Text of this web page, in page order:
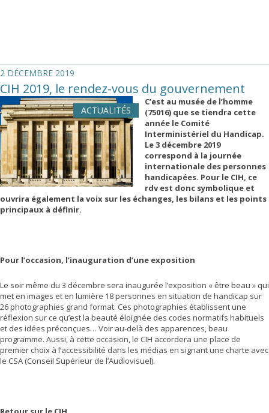
2 DÉCEMBRE 2019
CIH 2019, le rendez-vous du gouvernement
ACTUALITÉS
C’est au musée de l’homme
(75016) que se tiendra cette
année le Comité
Interministériel du Handicap.
Le 3 décembre 2019
correspond à la journée
internationale des personnes
handicapées. Pour le CIH, ce
rdv est donc symbolique et
ouvrira également la voix sur les échanges, les bilans et les points
principaux à définir.
Pour l’occasion, l’inauguration d’une exposition
Le soir même du 3 décembre sera inaugurée l’exposition « être beau » qui
met en images et en lumière 18 personnes en situation de handicap sur
26 photographies grand format. Ces photographies établissent une
réflexion sur ce qu’est la beauté éloignée des codes normatifs habituels
et des idées préconçues… Voir au-delà des apparences, beau
programme. Aussi, à cette occasion, le CIH accordera une place de
premier choix à l’accessibilité dans les médias en signant une charte avec
le CSA (Conseil Supérieur de l’Audiovisuel).